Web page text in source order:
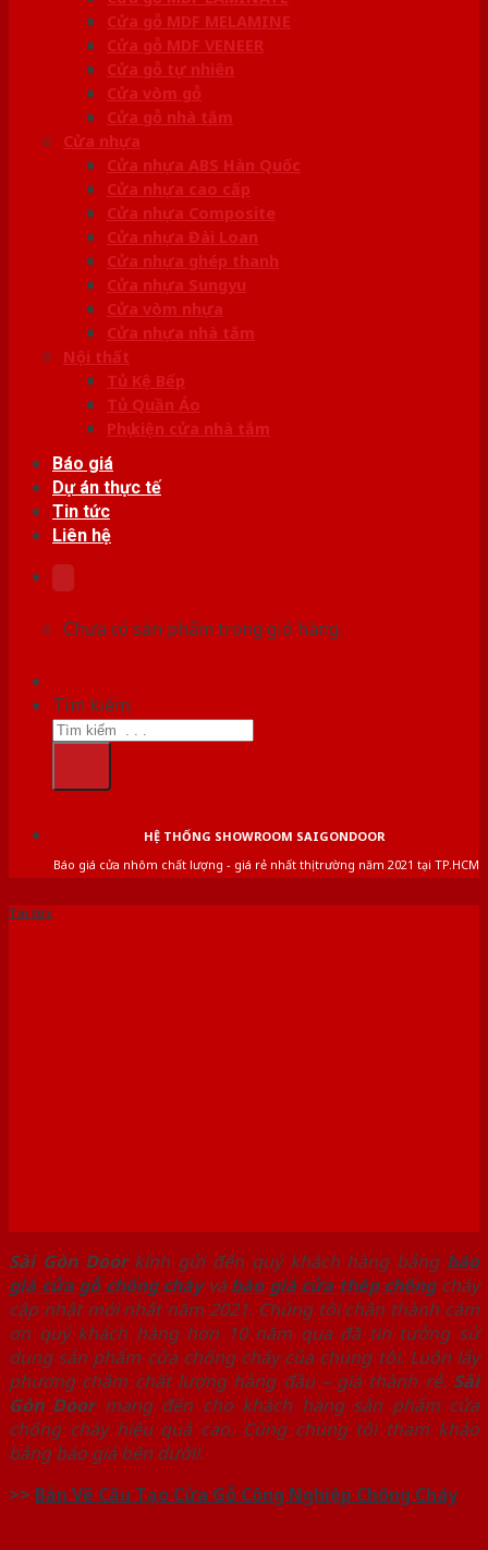
Cửa gỗ MDF MELAMINE
Cửa gỗ MDF VENEER
Cửa gỗ tự nhiên
Cửa vòm gỗ
Cửa gỗ nhà tắm
Cửa nhựa
Cửa nhựa ABS Hàn Quốc
Cửa nhựa cao cấp
Cửa nhựa Composite
Cửa nhựa Đài Loan
Cửa nhựa ghép thanh
Cửa nhựa Sungyu
Cửa vòm nhựa
Cửa nhựa nhà tắm
Nội thất
Tủ Kệ Bếp
Tủ Quần Áo
Phụ kiện cửa nhà tắm
Báo giá
Dự án thực tế
Tin tức
Liên hệ
Chưa có sản phẩm trong giỏ hàng.
Tìm kiếm:
HỆ THỐNG SHOWROOM SAIGONDOOR
Báo giá cửa nhôm chất lượng - giá rẻ nhất thị trường năm 2021 tại TP.HCM
Tin tức
Sài Gòn Doorkính gửi đến quý khách hàng bảng báo
giá cửa gỗ chống cháyvàbáo giá cửa thép chốngcháy
cập nhật mới nhất năm 2021. Chúng tôi chân thành cám
ơn quý khách hàng hơn 10 năm qua đã tin tưởng sử
dụng sản phẩm cửa chống cháy của chúng tôi. Luôn lấy
phương châm chất lượng hàng đầu – giá thành rẻ. Sài
Gòn Doormang đến cho khách hàng sản phẩm cửa
chống cháy hiệu quả cao. Cùng chúng tôi tham khảo
bảng báo giá bên dưới!.
>> Bản Vẽ Cấu Tạo Cửa Gỗ Công Nghiệp Chống Cháy